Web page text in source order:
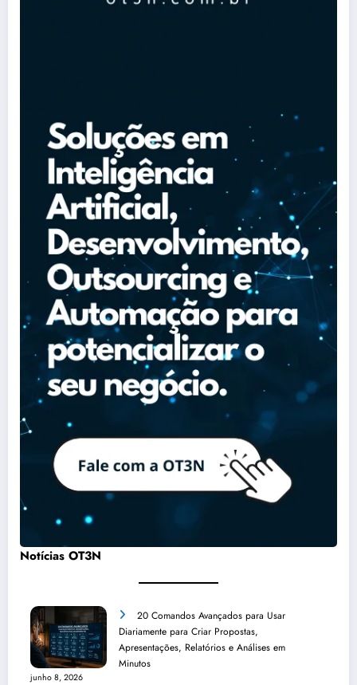
Notícias OT3N
20 Comandos Avançados para Usar
Diariamente para Criar Propostas,
Apresentações, Relatórios e Análises em
Minutos
junho 8, 2026